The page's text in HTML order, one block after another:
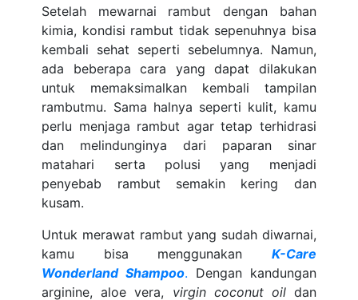
Setelah mewarnai rambut dengan bahan
kimia, kondisi rambut tidak sepenuhnya bisa
kembali sehat seperti sebelumnya. Namun,
ada beberapa cara yang dapat dilakukan
untuk memaksimalkan kembali tampilan
rambutmu. Sama halnya seperti kulit, kamu
perlu menjaga rambut agar tetap terhidrasi
dan melindunginya dari paparan sinar
matahari serta polusi yang menjadi
penyebab rambut semakin kering dan
kusam.
Untuk merawat rambut yang sudah diwarnai,
kamu bisa menggunakan K-Care
Wonderland Shampoo. Dengan kandungan
arginine, aloe vera, virgin coconut oildan